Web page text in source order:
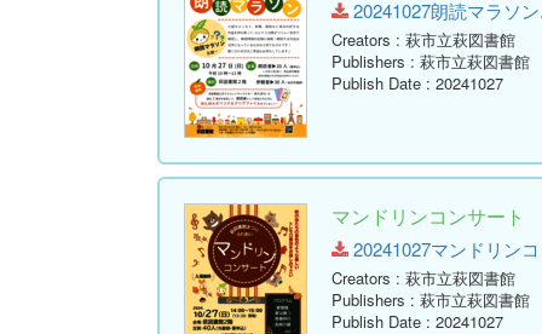
20241027朗読マラソ
Creators : 萩市立萩図書館
Publishers : 萩市立萩図書館
Publish Date : 20241027
マンドリンコンサート
20241027マンドリン
Creators : 萩市立萩図書館
Publishers : 萩市立萩図書館
Publish Date : 20241027